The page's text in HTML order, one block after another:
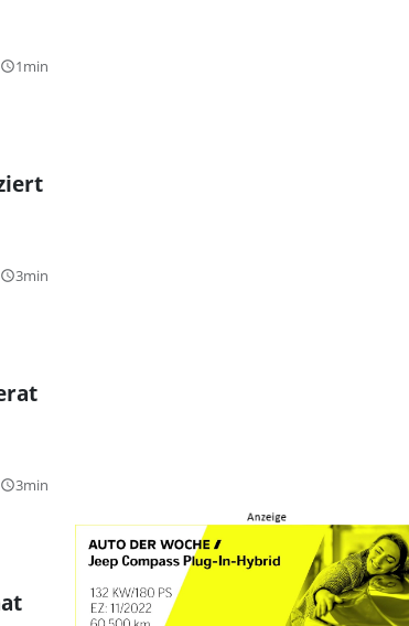
query_builder1min
query_builder3min
query_builder3min